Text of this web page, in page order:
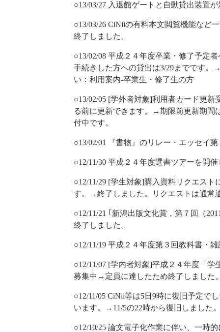
○13/03/27 入退館ゲートと自動貸出装置
○13/03/26 CiNiiの有料本文閲覧機能など
終了しました。
○13/02/08 平成２４年度卒業・修了予定
手続きした方への貸出は3/29までです
い：利用案内-卒業生・修了生の方
○13/02/05 [学外者対象]利用者カード更
る前に更新できます。→期限前更新期間
付中です。
○13/02/01 『書物』のリレー・エッセイ
○12/11/30 平成２４年度選書ツアーを開
○12/11/29 [学生対象]購入資料リクエス
す。→終了しました。リクエストは通常
○12/11/21 ｢新潟出版文化賞，第７回（
終了しました。
○12/11/19 平成２４年度第３回教科書・
○12/11/07 [学内者対象]平成２４年度「
募集中→定員に達したため終了しました
○12/11/05 CiNii等は5日9時に復旧予定で
います。→11/5の22時から復旧しました
○12/10/25 論文電子化作業に伴い、一時